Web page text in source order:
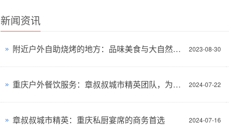
新闻资讯
2023-08-30
附近户外自助烧烤的地方：品味美食与大自然的完美结合
2024-07-22
重庆户外餐饮服务：章叔叔城市精英团队，为你的户外时光添彩
2024-07-16
章叔叔城市精英：重庆私厨宴席的商务首选